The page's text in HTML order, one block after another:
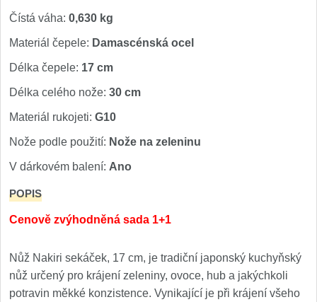
Čístá váha: 0,630 kg
Materiál čepele: Damascénská ocel
Délka čepele: 17 cm
Délka celého nože: 30 cm
Materiál rukojeti: G10
Nože podle použití: Nože na zeleninu
V dárkovém balení: Ano
POPIS
Cenově zvýhodněná sada 1+1
Nůž Nakiri sekáček, 17 cm, je tradiční japonský kuchyňský
nůž určený pro krájení zeleniny, ovoce, hub a jakýchkoli
potravin měkké konzistence. Vynikající je při krájení všeho